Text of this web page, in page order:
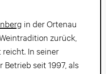
in der Ortenau
zurück,
In seiner
seit 1997, als